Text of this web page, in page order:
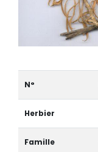
N°
Herbier
Famille